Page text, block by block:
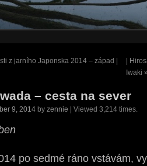
z jarního Japonska 2014 – západ |
|
Iwaki
– cesta na sever
9, 2014 by zennie | Viewed 3,214 times.
po sedmé ráno vstávám,